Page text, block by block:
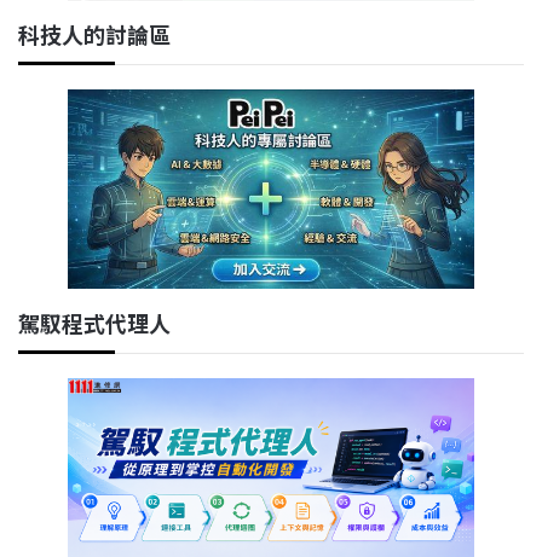
科技人的討論區
駕馭程式代理人